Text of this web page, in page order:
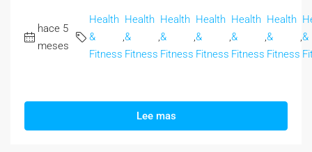
hace 5
meses
Health
&
Fitness
,
Health
&
Fitness
,
Health
&
Fitness
,
Health
&
Fitness
,
Health
&
Fitness
,
Health
&
Fitness
,&
Lee mas